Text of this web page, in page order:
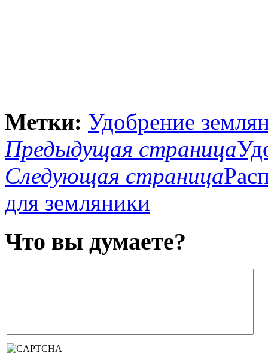
Метки: Удобрение
Предыдущая страница
Следующая страница
для земляники
Что вы думаете?